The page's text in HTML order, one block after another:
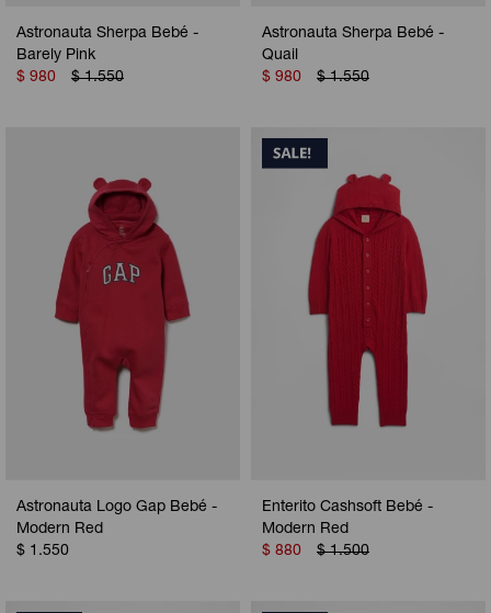
Astronauta Sherpa Bebé -
Barely Pink
$ 980 $ 1.550
Astronauta Sherpa Bebé -
Quail
$ 980 $ 1.550
Astronauta Logo Gap Bebé -
Modern Red
$ 1.550
Enterito Cashsoft Bebé -
Modern Red
$ 880 $ 1.500